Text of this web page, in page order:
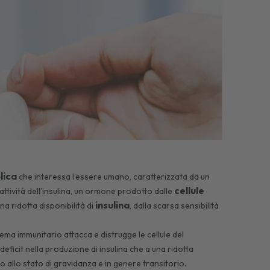
che interessa l’essere umano, caratterizzata da un
dell’insulina, un ormone prodotto dalle cellule
ridotta disponibilità di insulina, dalla scarsa sensibilità
immunitario attacca e distrugge le cellule del
nella produzione di insulina che a una ridotta
allo stato di gravidanza e in genere transitorio.